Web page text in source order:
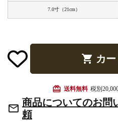
7.0寸（21cm）
shopping_cart カ
card_giftcard 送料無料 税別
mail_outline 商品についてのお問
頼